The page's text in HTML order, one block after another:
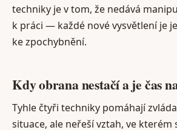
techniky je v tom, že nedává
k práci — každé nové vysvětlení je
ke zpochybnění.
Kdy obrana nestačí a je čas
Tyhle čtyři techniky pomáhají
situace, ale neřeší vztah, ve kterém